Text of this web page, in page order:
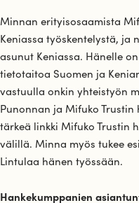
Minnan erityisosaamista
Keniassa työskentelystä, ja
asunut Keniassa. Hänelle
tietotaitoa Suomen ja
vastuulla onkin yhteistyön
Punonnan ja Mifuko
tärkeä linkki Mifuko Trustin
välillä. Minna myös tukee
Lintulaa hänen työssään.
Hankekumppanien